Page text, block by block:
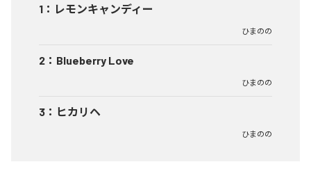
1 ： レモンキャンディー
ひまのの
2 ： Blueberry Love
ひまのの
3 ： ヒカリヘ
ひまのの